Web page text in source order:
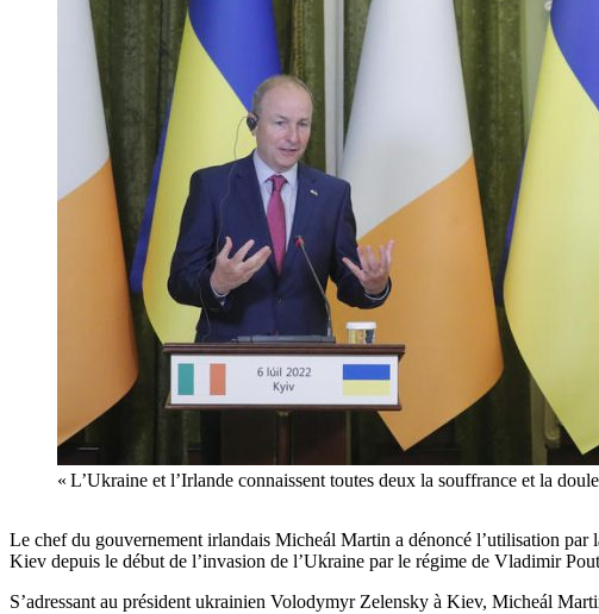
« L’Ukraine et l’Irlande connaissent toutes deux la souffrance et la
Le chef du gouvernement irlandais Micheál Martin a dénoncé l’utilisation par
Kiev depuis le début de l’invasion de l’Ukraine par le régime de Vladimir
S’adressant au président ukrainien Volodymyr Zelensky à Kiev, Micheál